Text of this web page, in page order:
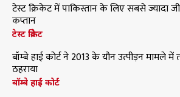
टेस्ट क्रिकेट में पाकिस्तान के लिए सबसे ज्यादा
कप्तान
टेस्ट क्रिकेट
बॉम्बे हाई कोर्ट ने 2013 के यौन उत्पीड़न मामले
ठहराया
बॉम्बे हाई कोर्ट